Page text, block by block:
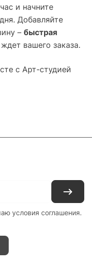
и начните
Добавляйте
– быстрая
вашего заказа.
с Арт-студией
условия соглашения.